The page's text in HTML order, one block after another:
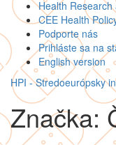
Health
CEE Health
Podporte nás
Prihláste sa na
English version
HPI - Stredoeurópsky
Značka: